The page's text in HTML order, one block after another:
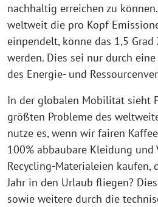
nachhaltig erreichen zu
weltweit die pro Kopf
einpendelt, könne das 1,5
werden. Dies sei nur durch
des Energie- und
In der globalen Mobilität sieht
größten Probleme des
nutze es, wenn wir fairen
100% abbaubare Kleidung und
Recycling-Materialeien kaufen,
Jahr in den Urlaub fliegen?
sowie weitere durch die